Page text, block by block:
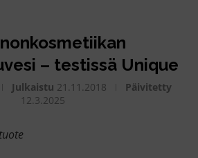
– testissä Unique
Julkaistu 21.11.2018
Päivitetty
12.3.2025